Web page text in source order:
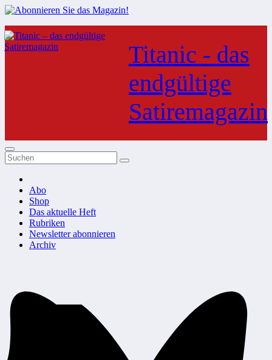
Zum
Inhalt
springen
Titanic - das
endgültige
Satiremagazin
Abo
Shop
Das aktuelle Heft
Rubriken
Newsletter abonnieren
Archiv